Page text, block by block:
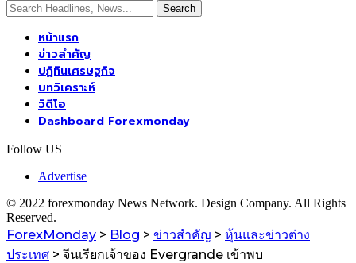
หน้าแรก
ข่าวสำคัญ
ปฏิทินเศรษฐกิจ
บทวิเคราะห์
วิดีโอ
Dashboard Forexmonday
Follow US
Advertise
© 2022 forexmonday News Network. Design Company. All Rights
Reserved.
ForexMonday > Blog > ข่าวสำคัญ > หุ้นและข่าวต่าง
ประเทศ > จีนเรียกเจ้าของ Evergrande เข้าพบ